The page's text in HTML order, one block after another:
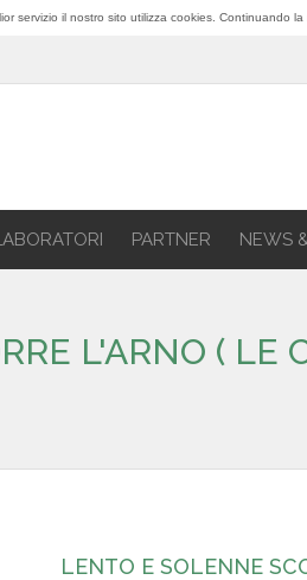
servizio il nostro sito utilizza cookies. Continuando
PARTNER NEWS
L'ARNO ( LE
LENTO E SOLENNE